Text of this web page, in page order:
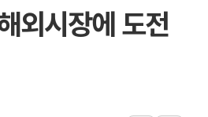
'화합' 꺼낸 김민석에 '뻔
李대통령, ISA 개편 재
동해중부 전 해상 풍랑
연일 폭염에 온열질환
中 전방위 아파트 부양,
외시장에 도전